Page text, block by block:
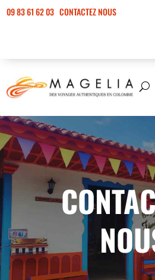
09 83 61 62 03 CONTACTEZ NOUS